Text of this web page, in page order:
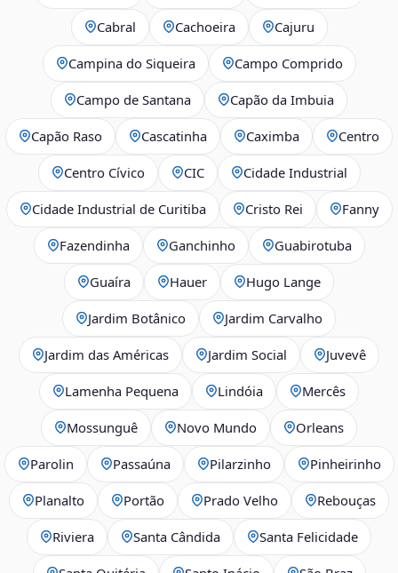
Cabral Cachoeira Cajuru
Campina do Siqueira Campo Comprido
Campo de Santana Capão da Imbuia
Capão Raso Cascatinha Caximba Centro
Centro Cívico CIC Cidade Industrial
Cidade Industrial de Curitiba Cristo Rei Fanny
Fazendinha Ganchinho Guabirotuba
Guaíra Hauer Hugo Lange
Jardim Botânico Jardim Carvalho
Jardim das Américas Jardim Social Juvevê
Lamenha Pequena Lindóia Mercês
Mossunguê Novo Mundo Orleans
Parolin Passaúna Pilarzinho Pinheirinho
Planalto Portão Prado Velho Rebouças
Riviera Santa Cândida Santa Felicidade